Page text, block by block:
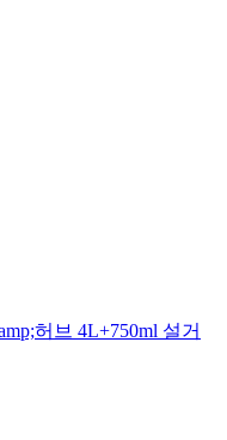
허브 4L+750ml 설거